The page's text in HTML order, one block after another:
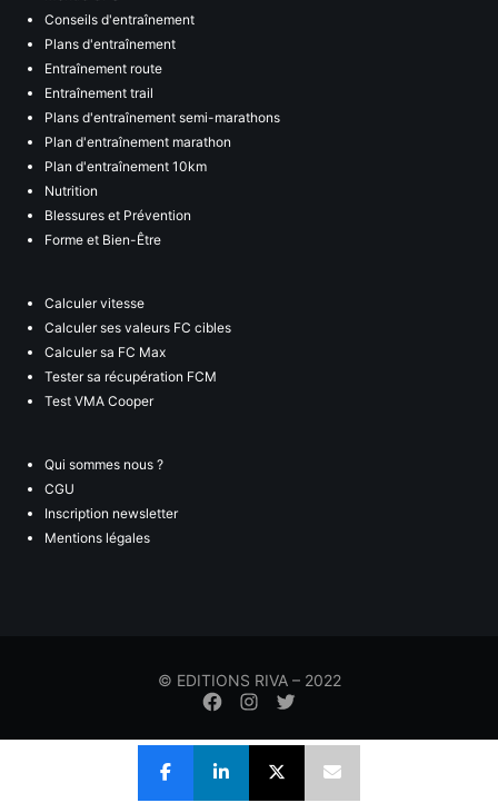
Conseils d'entraînement
Plans d'entraînement
Entraînement route
Entraînement trail
Plans d'entraînement semi-marathons
Plan d'entraînement marathon
Plan d'entraînement 10km
Nutrition
Blessures et Prévention
Forme et Bien-Être
Calculer vitesse
Calculer ses valeurs FC cibles
Calculer sa FC Max
Tester sa récupération FCM
Test VMA Cooper
Qui sommes nous ?
CGU
Inscription newsletter
Mentions légales
© EDITIONS RIVA – 2022
Élément
menude
de